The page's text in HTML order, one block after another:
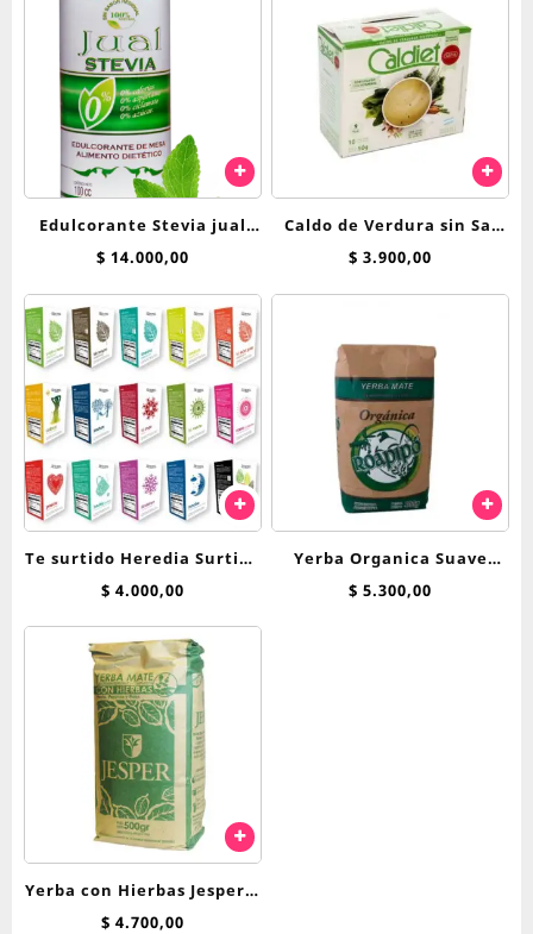
Edulcorante Stevia jual
600cc liquida
$ 14.000,00
Caldo de Verdura sin Sal
Caldiet x 10 sobres
$ 3.900,00
Te surtido Heredia Surtido
Hierbas saquitos
$ 4.000,00
Yerba Organica Suave
Roapipo x 500 g
$ 5.300,00
Yerba con Hierbas Jesper x
500 g Menta, Peperina y
$ 4.700,00